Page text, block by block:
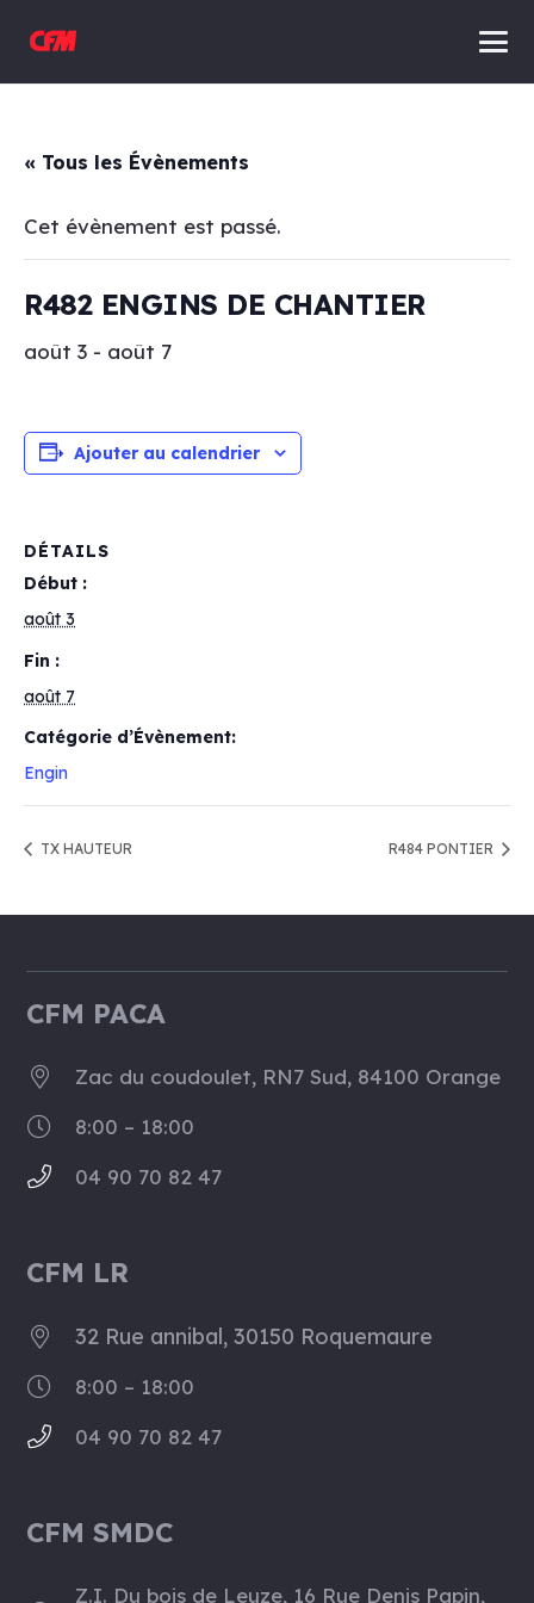
« Tous les Évènements
Cet évènement est passé.
R482 ENGINS DE CHANTIER
août 3 - août 7
Ajouter au calendrier
DÉTAILS
Début :
août 3
Fin :
août 7
Catégorie d’Évènement:
Engin
TX HAUTEUR R484 PONTIER
CFM PACA
Zac du coudoulet, RN7 Sud, 84100 Orange
8:00 – 18:00
04 90 70 82 47
CFM LR
32 Rue annibal, 30150 Roquemaure
8:00 – 18:00
04 90 70 82 47
CFM SMDC
Z.I. Du bois de Leuze, 16 Rue Denis Papin,